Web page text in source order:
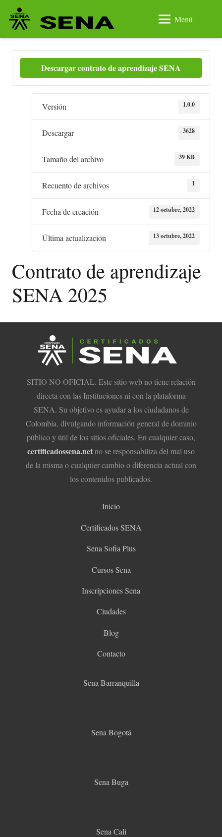
Menú
Descargar contrato de aprendizaje SENA
Versión 1.0.0
Descargar 3628
Tamaño del archivo 39 KB
Recuento de archivos 1
Fecha de creación 12 octubre, 2022
Última actualización 13 octubre, 2022
Contrato de aprendizaje
SENA 2025
SITIO NO OFICIAL. Este sitio web no tiene relación
directa con las Instituciones ni con la plataforma
SENA. Su objetivo es ayudar a los ciudadanos de
Colombia, divulgando información general de dominio
público y útil de los sitios oficiales. En cualquier caso,
certificadossena.netno se responsabiliza del mal uso
de la misma o cualquier cambio o diferencia actual con
los contenidos publicados.
Inicio
Certificados SENA
Sena Sofia Plus
Cursos Sena
Inscripciones Sena
Ciudades
Blog
Contacto
Sena Barranquilla
Sena Bogotá
Sena Buga
Sena Cali